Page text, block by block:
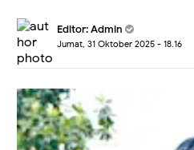
Editor: Admin
Jumat, 31 Oktober 2025 - 18.16